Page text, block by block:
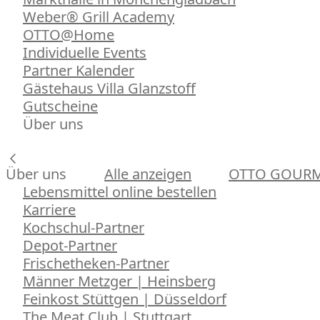
Weber® Grill Academy
OTTO@Home
Individuelle Events
Partner Kalender
Gästehaus Villa Glanzstoff
Gutscheine
Über uns
Über uns Alle anzeigen
OTTO
Lebensmittel online bestellen
Karriere
Kochschul-Partner
Depot-Partner
Frischetheken-Partner
Männer Metzger | Heinsberg
Feinkost Stüttgen | Düsseldorf